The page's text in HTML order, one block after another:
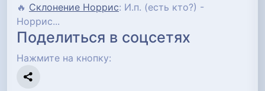
🔥 Склонение Норрис: И.п. (есть кто?) -
Норрис...
Поделиться в соцсетях
Нажмите на кнопку: